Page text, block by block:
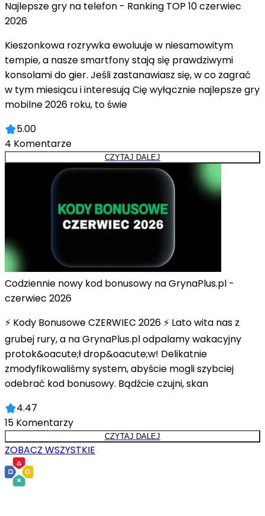
Najlepsze gry na telefon - Ranking TOP 10 czerwiec
2026
Kieszonkowa rozrywka ewoluuje w niesamowitym
tempie, a nasze smartfony stają się prawdziwymi
konsolami do gier. Jeśli zastanawiasz się, w co zagrać
w tym miesiącu i interesują Cię wyłącznie najlepsze gry
mobilne 2026 roku, to świe
5.00
4 Komentarze
CZYTAJ DALEJ
Codziennie nowy kod bonusowy na GrynaPlus.pl -
czerwiec 2026
⚡ Kody Bonusowe CZERWIEC 2026 ⚡ Lato wita nas z
grubej rury, a na GrynaPlus.pl odpalamy wakacyjny
protok&oacute;ł drop&oacute;w! Delikatnie
zmodyfikowaliśmy system, abyście mogli szybciej
odebrać kod bonusowy. Bądźcie czujni, skan
4.47
15 Komentarzy
CZYTAJ DALEJ
ZOBACZ WSZYSTKIE